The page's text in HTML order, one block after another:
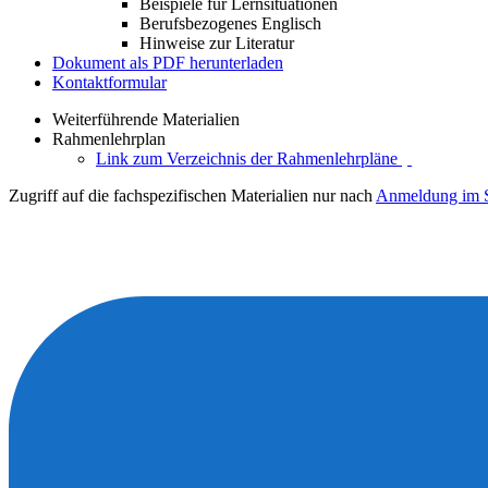
Beispiele für Lernsituationen
Berufsbezogenes Englisch
Hinweise zur Literatur
Dokument als PDF herunterladen
Kontaktformular
Weiterführende Materialien
Rahmenlehrplan
Link zum Verzeichnis der Rahmenlehrpläne
Zugriff auf die fachspezifischen Materialien nur nach Anmeldung im